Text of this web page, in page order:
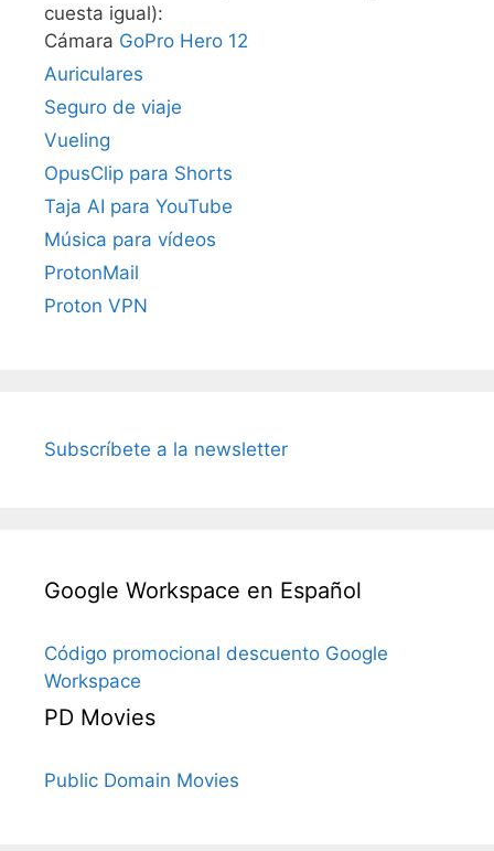
cuesta igual):
Cámara GoPro Hero 12
Auriculares
Seguro de viaje
Vueling
OpusClip para Shorts
Taja AI para YouTube
Música para vídeos
ProtonMail
Proton VPN
Subscríbete a la newsletter
Google Workspace en Español
Código promocional descuento Google
Workspace
PD Movies
Public Domain Movies